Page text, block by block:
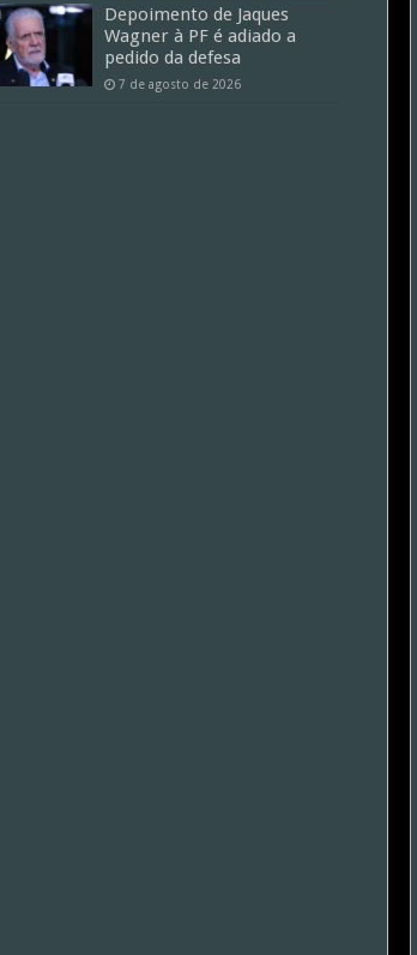
Depoimento de Jaques
Wagner à PF é adiado a
pedido da defesa
7 de agosto de 2026